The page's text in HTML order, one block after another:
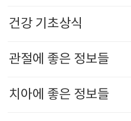
건강 기초상식
관절에 좋은 정보들
치아에 좋은 정보들